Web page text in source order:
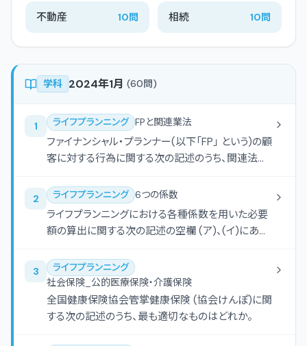
不動産 10問 相続 10問
学科 2024年1月 (60問)
1 ライフプランニング FPと関連業法
ファイナンシャル・プランナー(以下「FP」 という)の顧
客に対する行為に関する次の記述のうち、関連法規
2 ライフプランニング 6つの係数
ライフプランニングにおける各種係数を用いた必要
額の算出に関する次の記述の空欄 (ア)、(イ)にあて
どれか。なお、算出に当たっては下記＜資料＞の係
数を乗算で使用し、手数料や税金等については考慮
しないものとする。
3
ライフプランニング
社会保険_公的医療保険・介護保険
全国健康保険協会管掌健康保険 (協会けんぽ)に関
する次の記述のうち、最も適切なものはどれか。